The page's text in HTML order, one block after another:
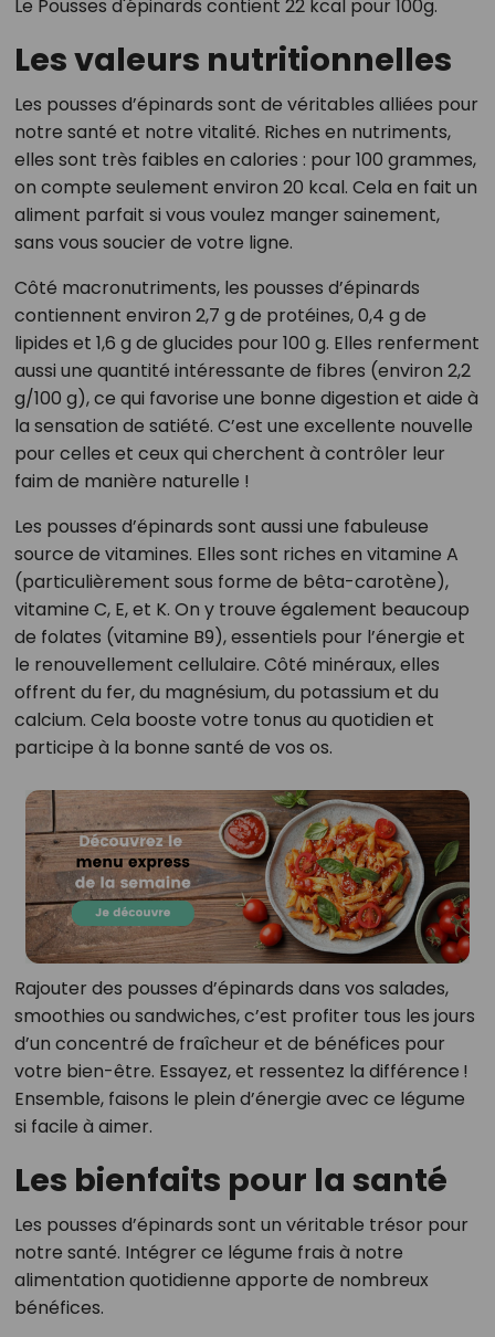
Le Pousses d'épinards contient 22 kcal pour 100g.
Les valeurs nutritionnelles
Les pousses d’épinards sont de véritables alliées pour
notre santé et notre vitalité. Riches en nutriments,
elles sont très faibles en calories : pour 100 grammes,
on compte seulement environ 20 kcal. Cela en fait un
aliment parfait si vous voulez manger sainement,
sans vous soucier de votre ligne.
Côté macronutriments, les pousses d’épinards
contiennent environ 2,7 g de protéines, 0,4 g de
lipides et 1,6 g de glucides pour 100 g. Elles renferment
aussi une quantité intéressante de fibres (environ 2,2
g/100 g), ce qui favorise une bonne digestion et aide à
la sensation de satiété. C’est une excellente nouvelle
pour celles et ceux qui cherchent à contrôler leur
faim de manière naturelle !
Les pousses d’épinards sont aussi une fabuleuse
source de vitamines. Elles sont riches en vitamine A
(particulièrement sous forme de bêta-carotène),
vitamine C, E, et K. On y trouve également beaucoup
de folates (vitamine B9), essentiels pour l’énergie et
le renouvellement cellulaire. Côté minéraux, elles
offrent du fer, du magnésium, du potassium et du
calcium. Cela booste votre tonus au quotidien et
participe à la bonne santé de vos os.
Rajouter des pousses d’épinards dans vos salades,
smoothies ou sandwiches, c’est profiter tous les jours
d’un concentré de fraîcheur et de bénéfices pour
votre bien-être. Essayez, et ressentez la différence !
Ensemble, faisons le plein d’énergie avec ce légume
si facile à aimer.
Les bienfaits pour la santé
Les pousses d’épinards sont un véritable trésor pour
notre santé. Intégrer ce légume frais à notre
alimentation quotidienne apporte de nombreux
bénéfices.